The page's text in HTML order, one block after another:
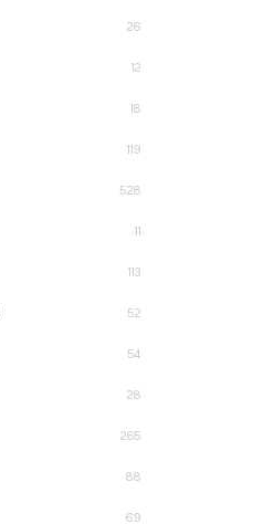
26
12
18
119
528
11
113
52
54
28
265
88
69